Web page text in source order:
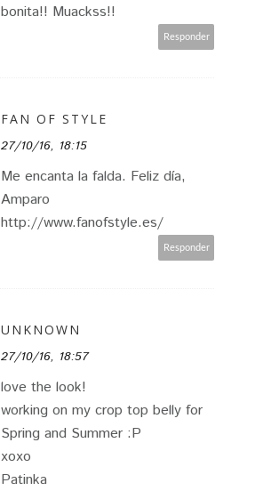
bonita!! Muackss!!
Responder
FAN OF STYLE
27/10/16, 18:15
Me encanta la falda. Feliz día,
Amparo
http://www.fanofstyle.es/
Responder
UNKNOWN
27/10/16, 18:57
love the look!
working on my crop top belly for
Spring and Summer :P
xoxo
Patinka